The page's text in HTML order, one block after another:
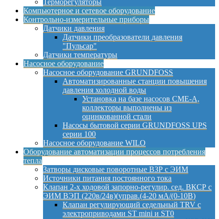
Компьютерное и сетевое оборудование
Контрольно-измерительные приборы
Датчики давления
Датчики преобразователи давления
"Пульсар"
Датчики температуры
Насосное оборудование
Насосное оборудование GRUNDFOSS
Автоматизированные станции повышения
давления холодной воды
Установка на базе насосов CME-A,
коллекторы выполнены из
оцинкованной стали
Насосы бытовой серии GRUNDFOSS UPS
серии 100
Насосное оборудование WILO
Оборудование автоматизации процессов потребления
тепла
Затворы дисковые поворотные ВЗР с ЭИМ
Источники питания постоянного тока
Клапан 2-х ходовой запорно-регулир. сед. ВКСР с
ЭИМ ВЭП (220в/24в)(управ.(4-20 мА/(0-10В)
Клапан регулирующий седельный TRV с
электроприводами ST mini и ST0